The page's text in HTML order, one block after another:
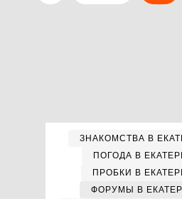
ЗНАКОМСТВА В
ПОГОДА В
ПРОБКИ В
ФОРУМЫ В